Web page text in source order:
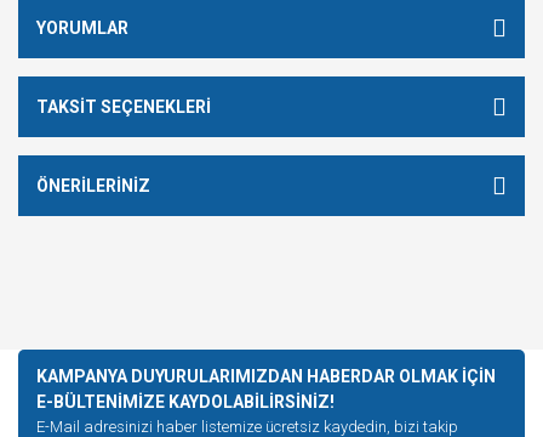
YORUMLAR
TAKSIT SEÇENEKLERI
ÖNERILERINIZ
KAMPANYA DUYURULARIMIZDAN HABERDAR OLMAK İÇİN
E-BÜLTENİMİZE KAYDOLABİLİRSİNİZ!
E-Mail adresinizi haber listemize ücretsiz kaydedin, bizi takip